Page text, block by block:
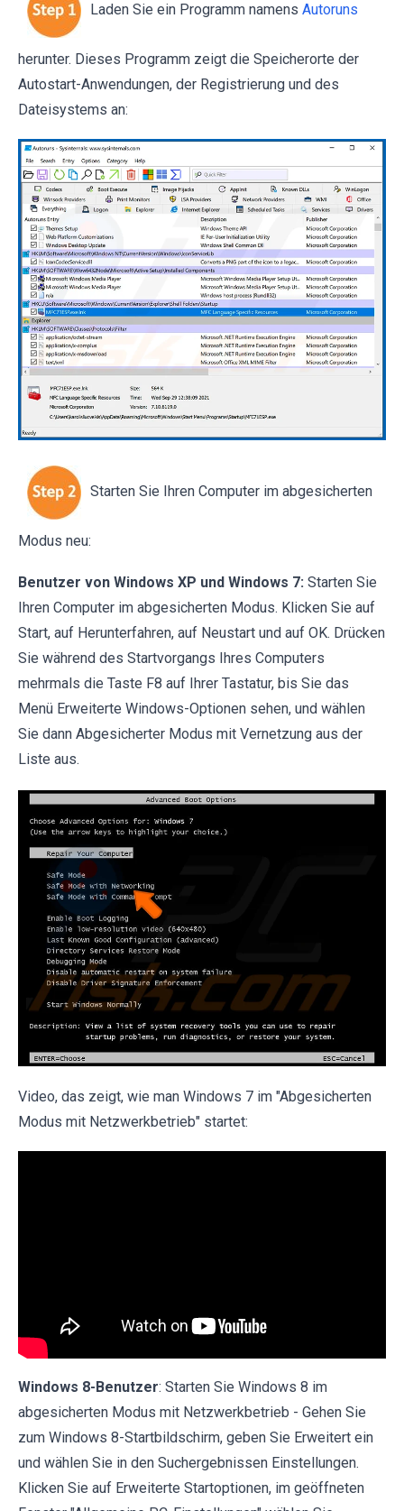
Laden Sie ein Programm namens Autoruns
herunter. Dieses Programm zeigt die Speicherorte der
Autostart-Anwendungen, der Registrierung und des
Dateisystems an:
Starten Sie Ihren Computer im abgesicherten
Modus neu:
Benutzer von Windows XP und Windows 7: Starten Sie
Ihren Computer im abgesicherten Modus. Klicken Sie auf
Start, auf Herunterfahren, auf Neustart und auf OK. Drücken
Sie während des Startvorgangs Ihres Computers
mehrmals die Taste F8 auf Ihrer Tastatur, bis Sie das
Menü Erweiterte Windows-Optionen sehen, und wählen
Sie dann Abgesicherter Modus mit Vernetzung aus der
Liste aus.
Video, das zeigt, wie man Windows 7 im "Abgesicherten
Modus mit Netzwerkbetrieb" startet:
Windows 8-Benutzer: Starten Sie Windows 8 im
abgesicherten Modus mit Netzwerkbetrieb - Gehen Sie
zum Windows 8-Startbildschirm, geben Sie Erweitert ein
und wählen Sie in den Suchergebnissen Einstellungen.
Klicken Sie auf Erweiterte Startoptionen, im geöffneten